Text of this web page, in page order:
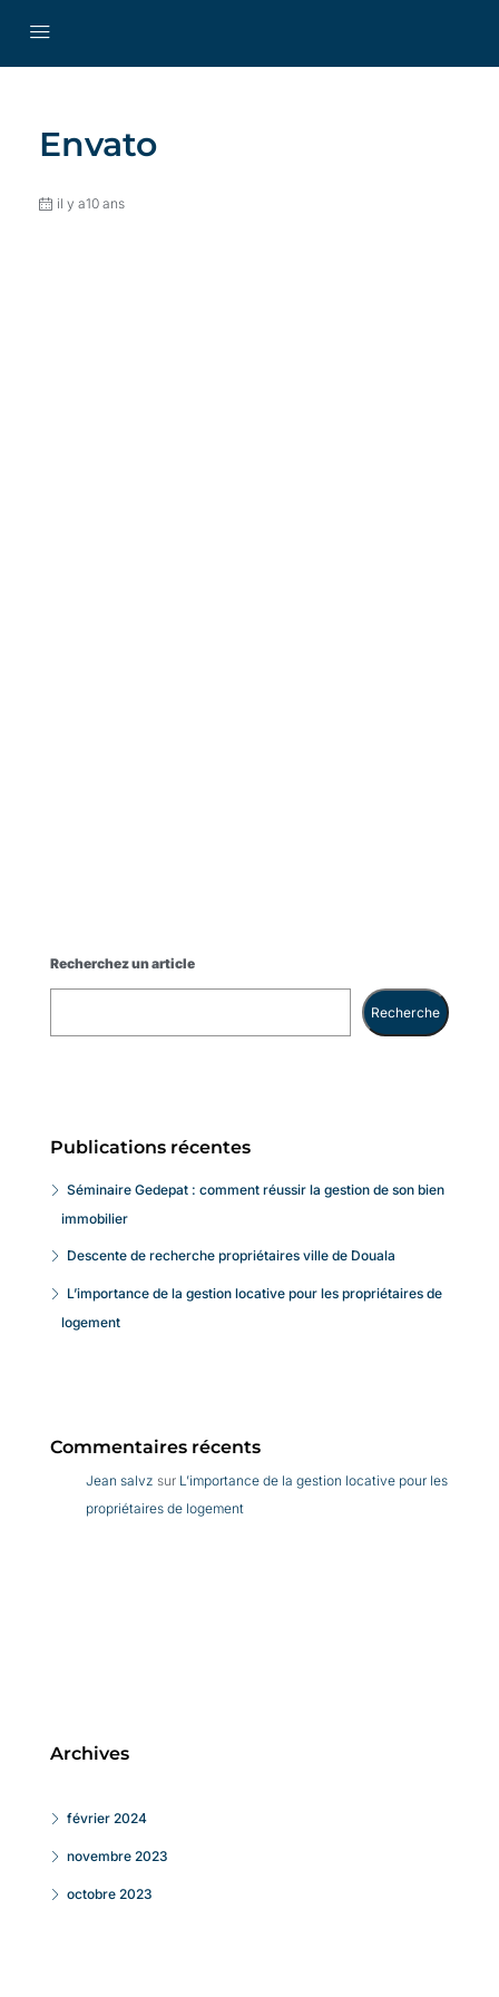
Envato
il y a10 ans
Recherchez un article
Recherche
Publications récentes
Séminaire Gedepat : comment réussir la gestion de son bien
immobilier
Descente de recherche propriétaires ville de Douala
L’importance de la gestion locative pour les propriétaires de
logement
Commentaires récents
Jean salvz sur L’importance de la gestion locative pour les
propriétaires de logement
Archives
février 2024
novembre 2023
octobre 2023